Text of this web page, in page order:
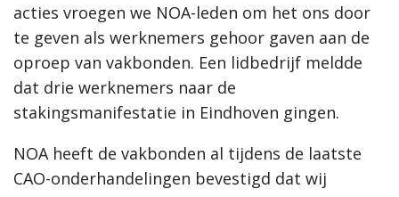
acties vroegen we NOA-leden om het ons door
te geven als werknemers gehoor gaven aan de
oproep van vakbonden. Een lidbedrijf meldde
dat drie werknemers naar de
stakingsmanifestatie in Eindhoven gingen.
NOA heeft de vakbonden al tijdens de laatste
CAO-onderhandelingen bevestigd dat wij